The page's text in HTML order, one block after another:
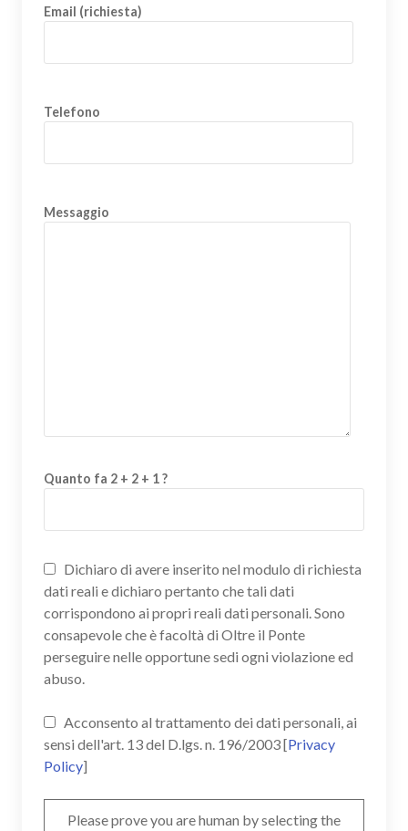
Email (richiesta)
Telefono
Messaggio
Quanto fa 2 + 2 + 1 ?
Dichiaro di avere inserito nel modulo di richiesta
dati reali e dichiaro pertanto che tali dati
corrispondono ai propri reali dati personali. Sono
consapevole che è facoltà di Oltre il Ponte
perseguire nelle opportune sedi ogni violazione ed
abuso.
Acconsento al trattamento dei dati personali, ai
sensi dell'art. 13 del D.lgs. n. 196/2003 [Privacy
Policy]
Please prove you are human by selecting the